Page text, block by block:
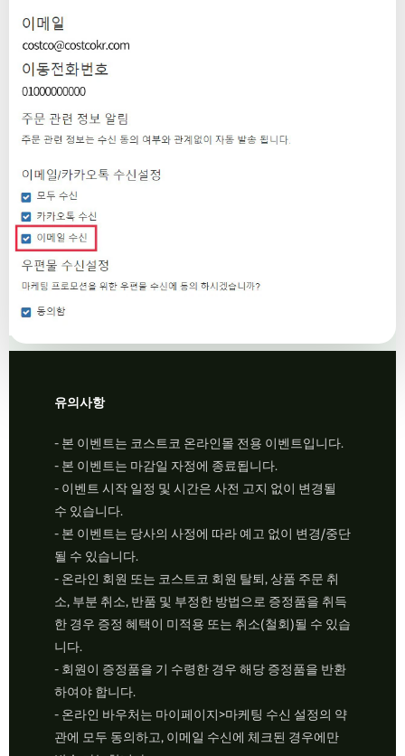
유의사항
- 본 이벤트는 코스트코 온라인몰 전용 이벤트입니다.
- 본 이벤트는 마감일 자정에 종료됩니다.
- 이벤트 시작 일정 및 시간은 사전 고지 없이 변경될
수 있습니다.
- 본 이벤트는 당사의 사정에 따라 예고 없이 변경/중단
될 수 있습니다.
- 온라인 회원 또는 코스트코 회원 탈퇴, 상품 주문 취
소, 부분 취소, 반품 및 부정한 방법으로 증정품을 취득
한 경우 증정 혜택이 미적용 또는 취소(철회)될 수 있습
니다.
- 회원이 증정품을 기 수령한 경우 해당 증정품을 반환
하여야 합니다.
- 온라인 바우처는 마이페이지>마케팅 수신 설정의 약
관에 모두 동의하고, 이메일 수신에 체크된 경우에만